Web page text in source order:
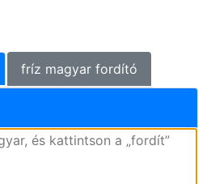
fríz magyar fordító